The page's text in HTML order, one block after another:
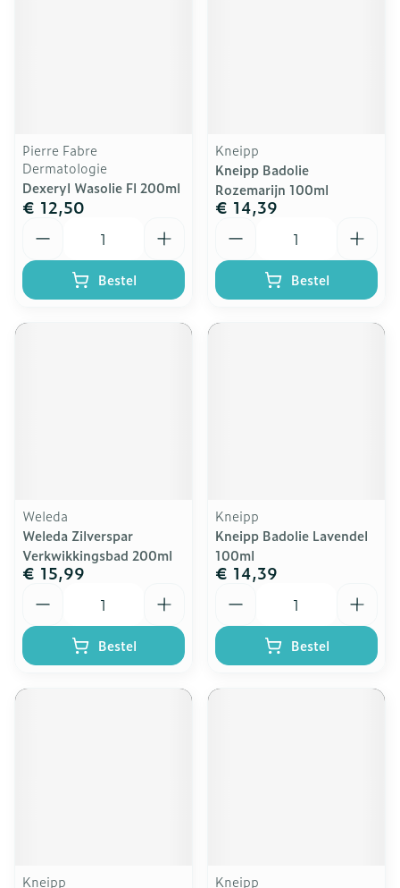
Pierre Fabre
Dermatologie
Dexeryl Wasolie Fl 200ml
€ 12,50
Bestel
Kneipp
Kneipp Badolie
Rozemarijn 100ml
€ 14,39
Bestel
Weleda
Weleda Zilverspar
Verkwikkingsbad 200ml
€ 15,99
Bestel
Kneipp
Kneipp Badolie Lavendel
100ml
€ 14,39
Bestel
Kneipp Kneipp